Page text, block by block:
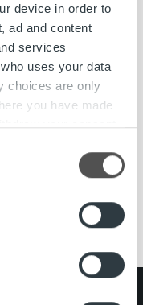
device in order to
ad and content
services
uses your data
choices are only
you have made
your consent
data is processed
and ads, to
analyse our traffic.